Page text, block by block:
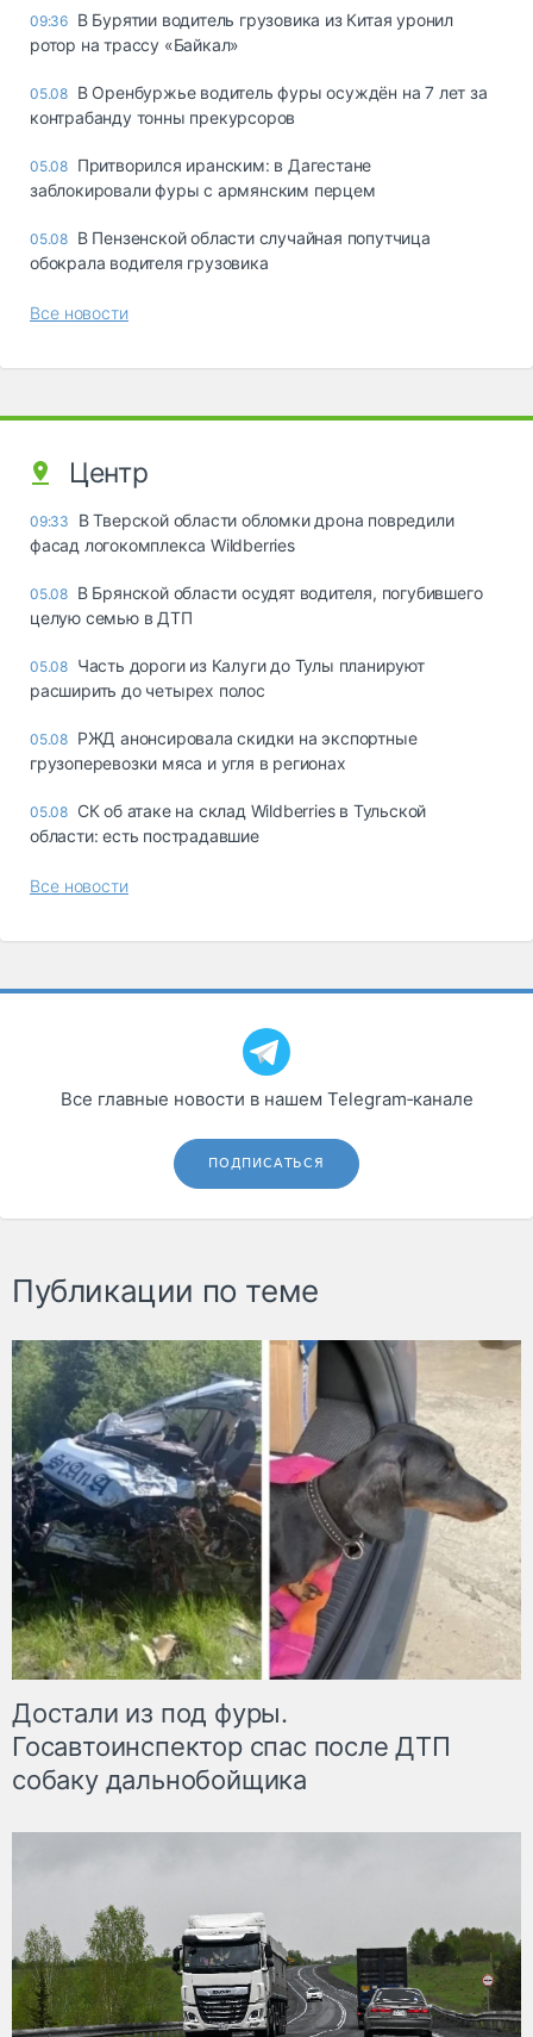
09:36 В Бурятии водитель грузовика из Китая уронил
ротор на трассу «Байкал»
05.08 В Оренбуржье водитель фуры осуждён на 7 лет за
контрабанду тонны прекурсоров
05.08 Притворился иранским: в Дагестане
заблокировали фуры с армянским перцем
05.08 В Пензенской области случайная попутчица
обокрала водителя грузовика
Все новости
Центр
09:33
В Тверской области обломки дрона повредили
фасад логокомплекса Wildberries
05.08 В Брянской области осудят водителя, погубившего
целую семью в ДТП
05.08 Часть дороги из Калуги до Тулы планируют
расширить до четырех полос
05.08 РЖД анонсировала скидки на экспортные
грузоперевозки мяса и угля в регионах
05.08 СК об атаке на склад Wildberries в Тульской
области: есть пострадавшие
Все новости
Все главные новости в нашем Telegram‑канале
ПОДПИСАТЬСЯ
Публикации по теме
Достали из под фуры.
Госавтоинспектор спас после ДТП
собаку дальнобойщика